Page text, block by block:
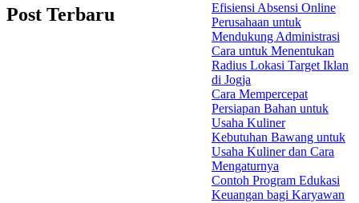
Post Terbaru
Efisiensi Absensi Online
Perusahaan untuk
Mendukung Administrasi
Cara untuk Menentukan
Radius Lokasi Target Iklan
di Jogja
Cara Mempercepat
Persiapan Bahan untuk
Usaha Kuliner
Kebutuhan Bawang untuk
Usaha Kuliner dan Cara
Mengaturnya
Contoh Program Edukasi
Keuangan bagi Karyawan